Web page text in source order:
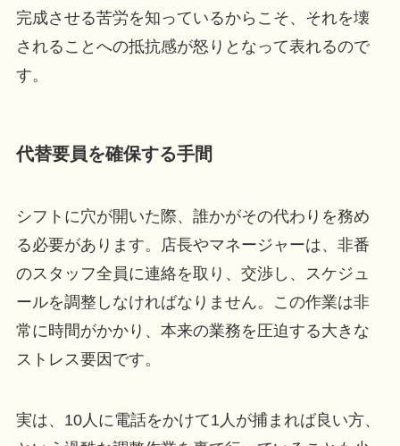
完成させる苦労を知っているからこそ、それを壊
されることへの抵抗感が怒りとなって表れるので
す。
代替要員を確保する手間
シフトに穴が開いた際、誰かがその代わりを務め
る必要があります。店長やマネージャーは、非番
のスタッフ全員に連絡を取り、交渉し、スケジュ
ールを調整しなければなりません。この作業は非
常に時間がかかり、本来の業務を圧迫する大きな
ストレス要因です。
実は、10人に電話をかけて1人が捕まれば良い方、